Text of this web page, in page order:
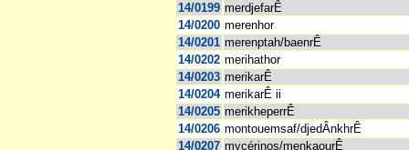
14/0199 merdjefarÊ
14/0200 merenhor
14/0201 merenptah/baenrÊ
14/0202 merihathor
14/0203 merikarÊ
14/0204 merikarÊ ii
14/0205 merikheperrÊ
14/0206 montouemsaf/djedÂnkhrÊ
14/0207 mycérinos/menkaourÊ